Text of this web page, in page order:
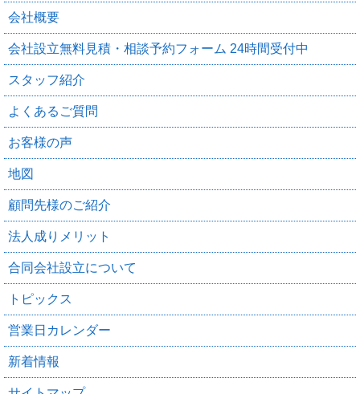
会社概要
会社設立無料見積・相談予約フォーム 24時間受付中
スタッフ紹介
よくあるご質問
お客様の声
地図
顧問先様のご紹介
法人成りメリット
合同会社設立について
トピックス
営業日カレンダー
新着情報